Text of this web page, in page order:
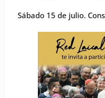
Sábado 15 de julio.